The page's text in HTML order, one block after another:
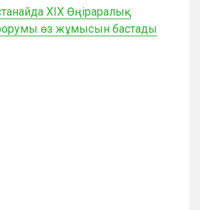
XIX Өңіраралық
өз жұмысын бастады